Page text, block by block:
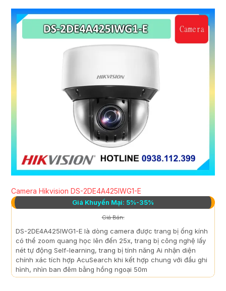
Camera Hikvision DS-2DE4A425IWG1-E
Giá Khuyến Mại: 5%-35%
Giá Bán:
DS-2DE4A425IWG1-E là dòng camera được trang bị ống kính
có thể zoom quang học lên đến 25x, trang bị công nghệ lấy
nét tự động Self-learning, trang bị tính năng Ai nhận diện
chính xác tích hợp AcuSearch khi kết hợp chung với đầu ghi
hình, nhìn ban đêm bằng hồng ngoại 50m